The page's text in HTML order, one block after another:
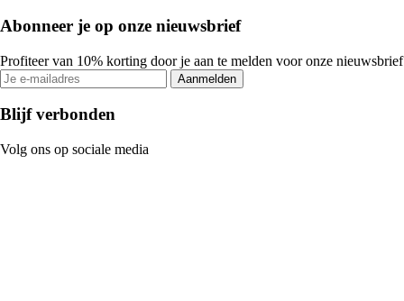
Abonneer je op onze nieuwsbrief
Profiteer van 10% korting door je aan te melden voor onze nieuwsbrief
Aanmelden
Blijf verbonden
Volg ons op sociale media